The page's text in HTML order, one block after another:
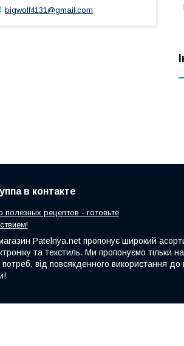
bigwolf4131@gmail.com
в контакте
полезных рецептов - готовьте
Patelnya.net пропонує широкий
та текстиль. Ми пропонуємо тільки
від повсякденного використання